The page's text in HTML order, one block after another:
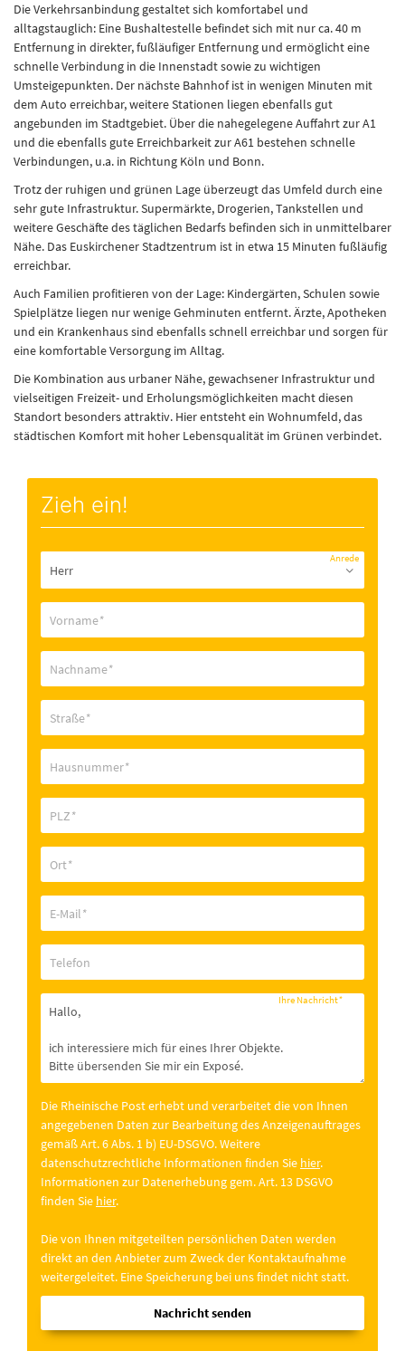
Die Verkehrsanbindung gestaltet sich komfortabel und
alltagstauglich: Eine Bushaltestelle befindet sich mit nur ca. 40 m
Entfernung in direkter, fußläufiger Entfernung und ermöglicht eine
schnelle Verbindung in die Innenstadt sowie zu wichtigen
Umsteigepunkten. Der nächste Bahnhof ist in wenigen Minuten mit
dem Auto erreichbar, weitere Stationen liegen ebenfalls gut
angebunden im Stadtgebiet. Über die nahegelegene Auffahrt zur A1
und die ebenfalls gute Erreichbarkeit zur A61 bestehen schnelle
Verbindungen, u.a. in Richtung Köln und Bonn.
Trotz der ruhigen und grünen Lage überzeugt das Umfeld durch eine
sehr gute Infrastruktur. Supermärkte, Drogerien, Tankstellen und
weitere Geschäfte des täglichen Bedarfs befinden sich in unmittelbarer
Nähe. Das Euskirchener Stadtzentrum ist in etwa 15 Minuten fußläufig
erreichbar.
Auch Familien profitieren von der Lage: Kindergärten, Schulen sowie
Spielplätze liegen nur wenige Gehminuten entfernt. Ärzte, Apotheken
und ein Krankenhaus sind ebenfalls schnell erreichbar und sorgen für
eine komfortable Versorgung im Alltag.
Die Kombination aus urbaner Nähe, gewachsener Infrastruktur und
vielseitigen Freizeit- und Erholungsmöglichkeiten macht diesen
Standort besonders attraktiv. Hier entsteht ein Wohnumfeld, das
städtischen Komfort mit hoher Lebensqualität im Grünen verbindet.
Zieh ein!
Anrede
Vorname*
Nachname*
Straße*
Hausnummer*
PLZ*
Ort*
E-Mail*
Telefon
Ihre Nachricht*
Die Rheinische Post erhebt und verarbeitet die von Ihnen
angegebenen Daten zur Bearbeitung des Anzeigenauftrages
gemäß Art. 6 Abs. 1 b) EU-DSGVO. Weitere
datenschutzrechtliche Informationen finden Sie hier.
Informationen zur Datenerhebung gem. Art. 13 DSGVO
finden Sie hier.
Die von Ihnen mitgeteilten persönlichen Daten werden
direkt an den Anbieter zum Zweck der Kontaktaufnahme
weitergeleitet. Eine Speicherung bei uns findet nicht statt.
Nachricht senden